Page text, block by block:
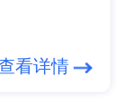
看详情